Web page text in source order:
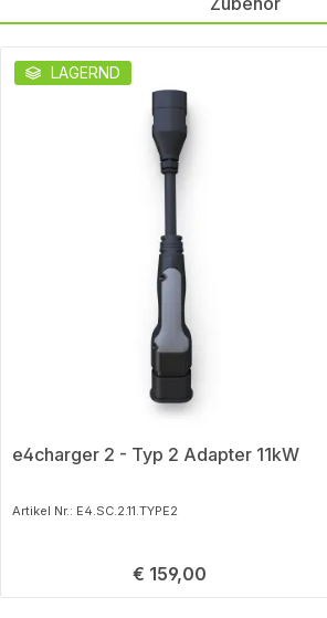
Produktgalerie überspringen
LAGERND
e4charger 2 - Typ 2 Adapter 11kW
Artikel Nr.: E4.SC.2.11.TYPE2
Regulärer Preis:
€ 159,00